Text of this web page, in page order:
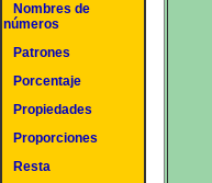
Nombres de
números
Patrones
Porcentaje
Propiedades
Proporciones
Resta